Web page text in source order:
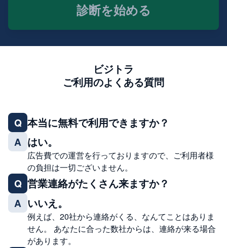
診断を始める
ビジトラ
ご利用のよくある質問
Q 本当に無料で利用できますか？
A はい。
広告費での運営を行っておりますので、ご利用者様
の負担は一切ございません。
Q 営業連絡がたくさん来ますか？
A いいえ。
例えば、20社から連絡がくる、なんてことはありま
せん。 あなたに合った数社からは、連絡が来る場合
があります。